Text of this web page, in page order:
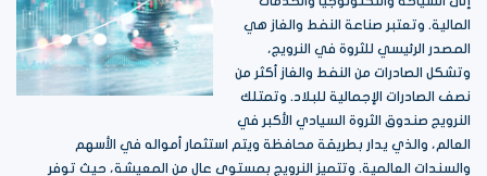
المالية. وتعتبر صناعة النفط والغاز هي
المصدر الرئيسي للثروة في النرويج،
وتشكل الصادرات من النفط والغاز أكثر من
نصف الصادرات الإجمالية للبلاد. وتمتلك
النرويج صندوق الثروة السيادي الأكبر في
العالم، والذي يدار بطريقة محافظة ويتم استثمار أمواله في الأسهم
والسندات العالمية. وتتميز النرويج بمستوى عالٍ من المعيشة، حيث توفر